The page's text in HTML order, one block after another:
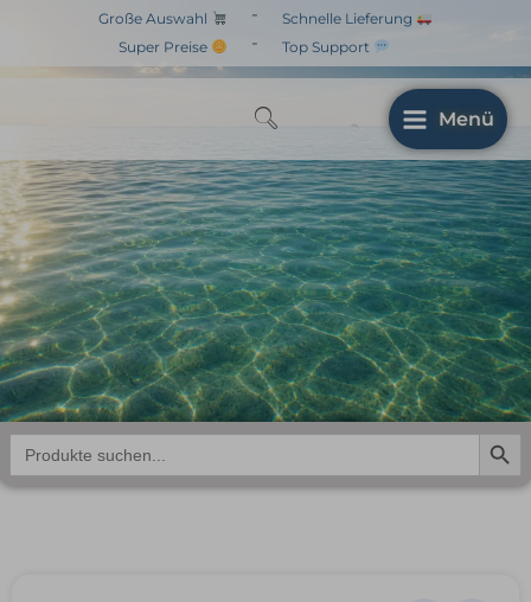
springen
Große Auswahl
Super Preise
-
-
Schnelle Lieferung
Top Support
Menü
Search
for:
Search